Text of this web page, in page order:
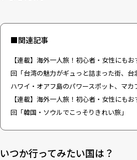
■関連記事
【連載】海外一人旅！初心者・女性にも
回「台湾の魅力がギュっと詰まった街、台
ハワイ・オアフ島のパワースポット、マ
【連載】海外一人旅！初心者・女性にも
回「韓国・ソウルでこっそりきれい旅」
いつか行ってみたい国は？